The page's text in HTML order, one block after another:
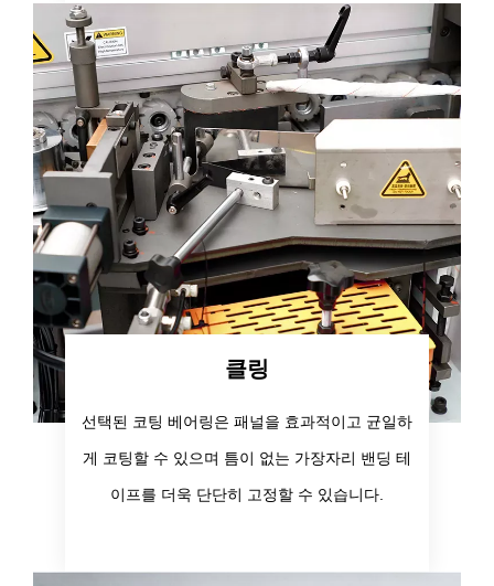
클링
선택된 코팅 베어링은 패널을 효과적이고 균일하
게 코팅할 수 있으며 틈이 없는 가장자리 밴딩 테
이프를 더욱 단단히 고정할 수 있습니다.